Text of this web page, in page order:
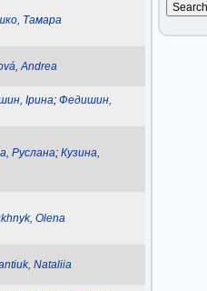
Тамара
Andrea
Ірина; Федишин,
Руслана; Кузина,
Olena
Nataliia